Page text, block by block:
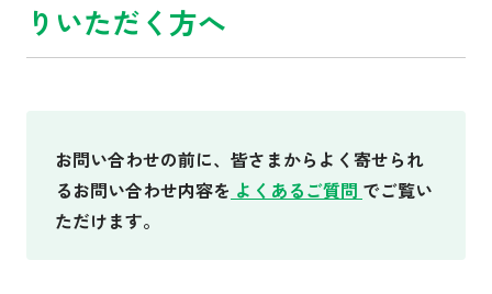
りいただく方へ
お問い合わせの前に、皆さまからよく寄せられ
るお問い合わせ内容を よくあるご質問 でご覧い
ただけます。